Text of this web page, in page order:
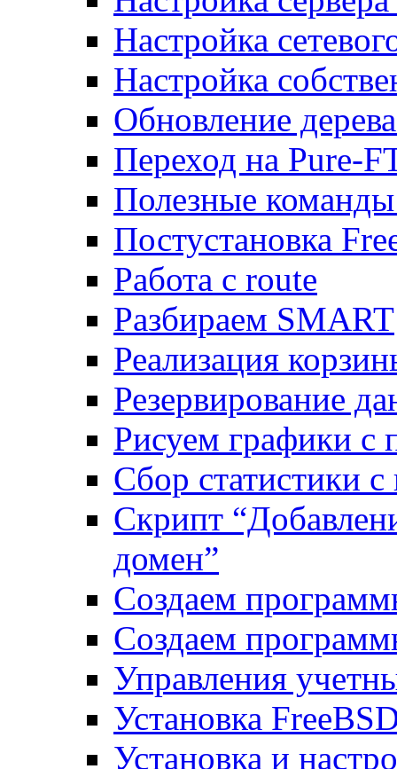
Настройка
Настройка
Обновление
Переход на Pure-
Полезные
Постустановка
Работа с route
Разбираем SMART
Реализация
Резервирование
Рисуем графики
Сбор статистики
Скрипт
домен”
Создаем
Создаем
Управления
Установка
Установка и